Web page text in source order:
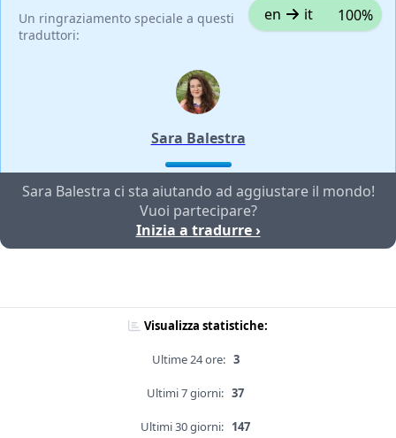
Un ringraziamento speciale a questi
traduttori:
en it 100%
Sara Balestra
Sara Balestra ci sta aiutando ad aggiustare il mondo!
Vuoi partecipare?
Inizia a tradurre ›
Visualizza statistiche:
Ultime 24 ore: 3
Ultimi 7 giorni: 37
Ultimi 30 giorni: 147